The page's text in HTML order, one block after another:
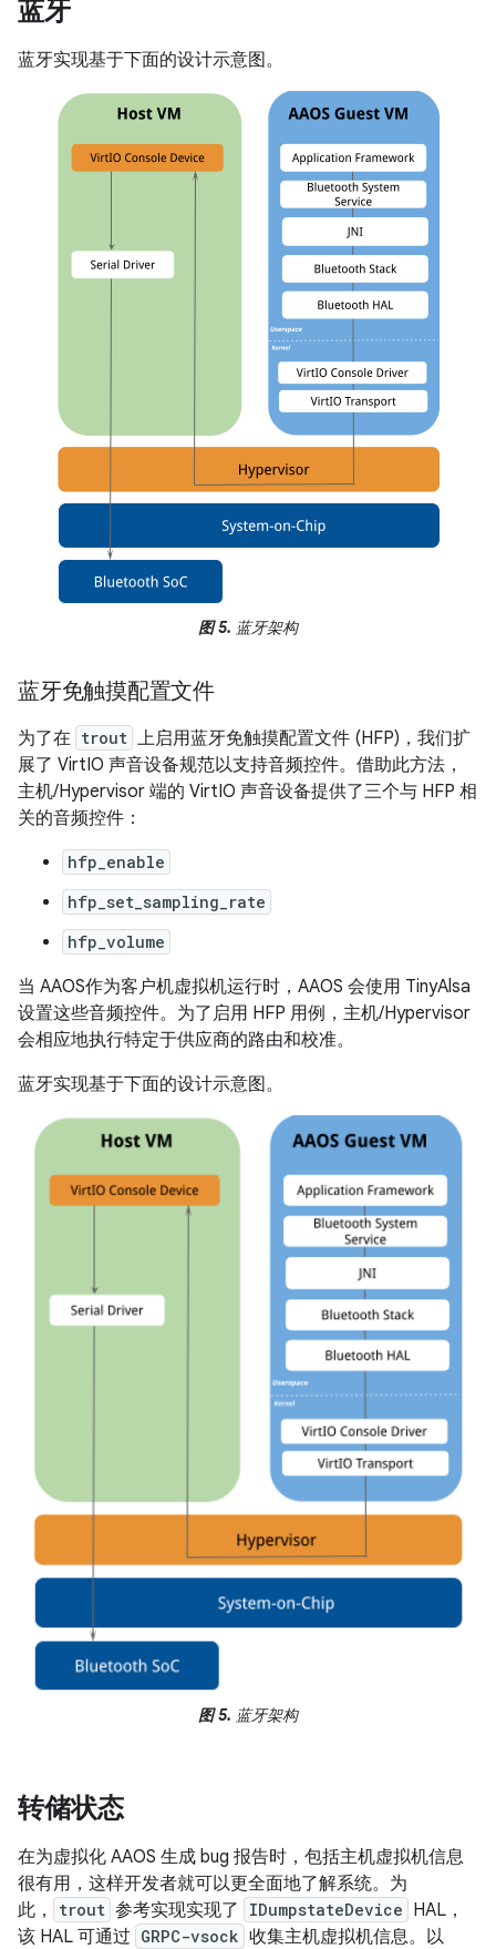
蓝牙
蓝牙实现基于下面的设计示意图。
图 5. 蓝牙架构
蓝牙免触摸配置文件
为了在 trout 上启用蓝牙免触摸配置文件 (HFP)，我们扩
展了 VirtIO 声音设备规范以支持音频控件。借助此方法，
主机/Hypervisor 端的 VirtIO 声音设备提供了三个与 HFP 相
关的音频控件：
hfp_enable
hfp_set_sampling_rate
hfp_volume
当 AAOS作为客户机虚拟机运行时，AAOS 会使用 TinyAlsa
设置这些音频控件。为了启用 HFP 用例，主机/Hypervisor
会相应地执行特定于供应商的路由和校准。
蓝牙实现基于下面的设计示意图。
图 5. 蓝牙架构
转储状态
在为虚拟化 AAOS 生成 bug 报告时，包括主机虚拟机信息
很有用，这样开发者就可以更全面地了解系统。为
此，
trout 参考实现实现了 IDumpstateDevice HAL，
该 HAL 可通过 GRPC-vsock 收集主机虚拟机信息。以